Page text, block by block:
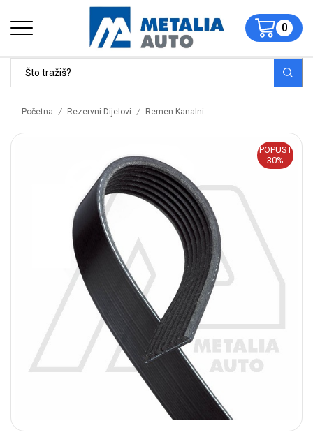
0
Početna / Rezervni Dijelovi / Remen Kanalni
POPUST
30%